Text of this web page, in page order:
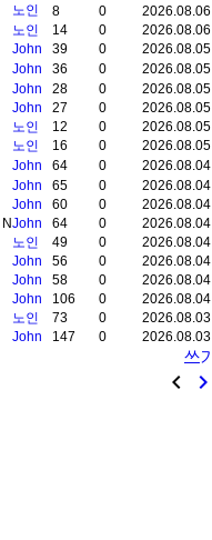
노인 8 0
2026.08.06
노인 14 0
2026.08.06
John 39 0
2026.08.05
John 36 0
2026.08.05
John 28 0
2026.08.05
John 27 0
2026.08.05
노인 12 0
2026.08.05
노인 16 0
2026.08.05
John 64 0
2026.08.04
John 65 0
2026.08.04
John 60 0
2026.08.04
NJohn 64 0
2026.08.04
노인 49 0
2026.08.04
John 56 0
2026.08.04
John 58 0
2026.08.04
John 106 0
2026.08.04
노인 73 0
2026.08.03
John 147 0 2026.08.03
쓰기
 